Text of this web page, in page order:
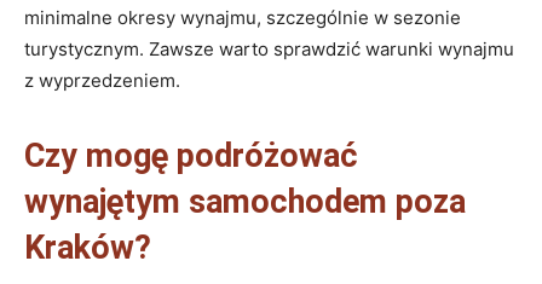
minimalne okresy wynajmu, szczególnie w sezonie
turystycznym. Zawsze warto sprawdzić warunki wynajmu
z wyprzedzeniem.
Czy mogę podróżować
wynajętym samochodem poza
Kraków?